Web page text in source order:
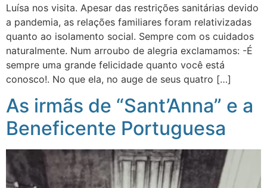
Luísa nos visita. Apesar das restrições sanitárias devido
a pandemia, as relações familiares foram relativizadas
quanto ao isolamento social. Sempre com os cuidados
naturalmente. Num arroubo de alegria exclamamos: -É
sempre uma grande felicidade quanto você está
conosco!. No que ela, no auge de seus quatro […]
As irmãs de “Sant’Anna” e a
Beneficente Portuguesa